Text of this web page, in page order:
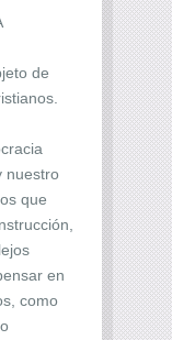
de
nuestro
que
en
como